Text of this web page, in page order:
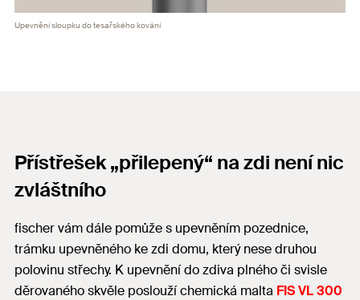
Upevnění sloupku do tesařského kování
Přístřešek „přilepený“ na zdi není nic
zvláštního
fischer vám dále pomůže s upevněním pozednice,
trámku upevněného ke zdi domu, který nese druhou
polovinu střechy. K upevnění do zdiva plného či svisle
děrovaného skvěle poslouží chemická malta FIS VL 300